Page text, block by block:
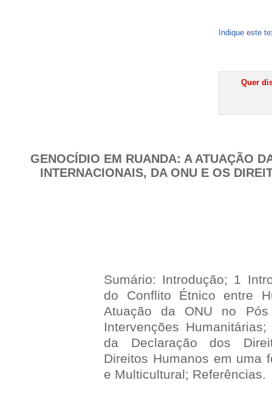
Indique este
Quer
GENOCÍDIO EM RUANDA: A ATUAÇÃO
INTERNACIONAIS, DA ONU E OS
Sumário: Introdução; 1
do Conflito Étnico entre
Atuação da ONU no
Intervenções
da Declaração dos
Direitos Humanos em uma
e Multicultural; Referências.